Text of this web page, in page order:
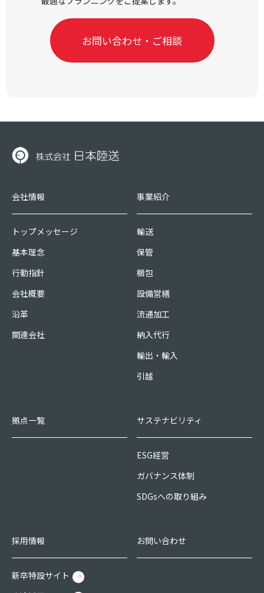
お問い合わせ・ご相談
会社情報
トップメッセージ
基本理念
行動指針
会社概要
沿革
関連会社
事業紹介
輸送
保管
梱包
設備営繕
流通加工
納入代行
輸出・輸入
引越
拠点一覧 サステナビリティ
ESG経営
ガバナンス体制
SDGsへの取り組み
採用情報
新卒特設サイト
お問い合わせ